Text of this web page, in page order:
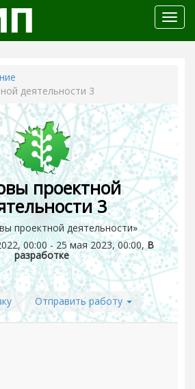
меню
деятельности 3
проектной
3
проектной деятельности»
00:00 - 25 мая 2023, 00:00,В
разработке
Отправить работу